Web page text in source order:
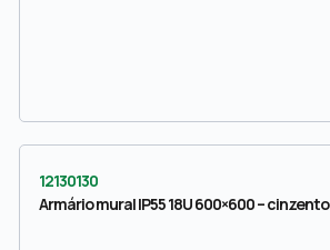
12130130
Armário mural IP55 18U 600×600 – cinzento